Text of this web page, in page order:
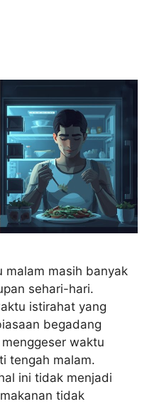
malam masih banyak
sehari-hari.
istirahat yang
begadang
waktu
tengah malam.
ini tidak menjadi
tidak